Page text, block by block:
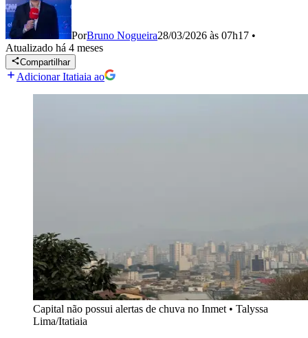
PorBruno Nogueira28/03/2026 às 07h17 •
Atualizado há 4 meses
Compartilhar
Adicionar Itatiaia ao
Capital não possui alertas de chuva no Inmet • Talyssa
Lima/Itatiaia